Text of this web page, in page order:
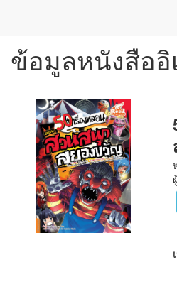
ข้าม
ข้อมูลหนังสืออิ